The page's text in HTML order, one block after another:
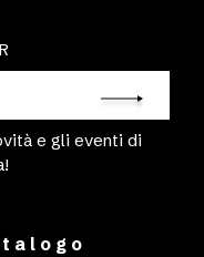
e gli eventi di